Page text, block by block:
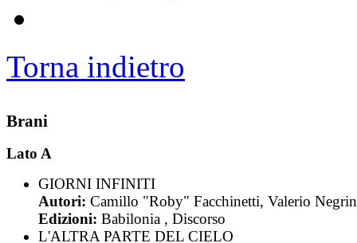
Torna indietro
Brani
Lato A
GIORNI INFINITI
Autori: Camillo "Roby" Facchinetti, Valerio
Edizioni: Babilonia , Discorso
L'ALTRA PARTE DEL CIELO